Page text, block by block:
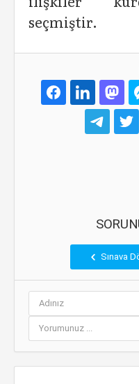
seçmiştir.
Sınava